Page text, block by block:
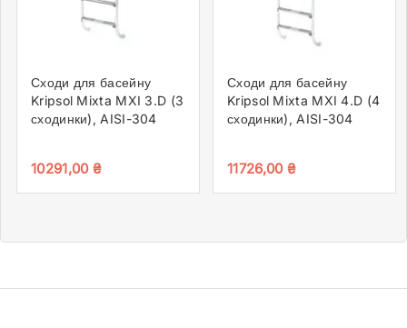
Сходи для басейну
Kripsol Mixta MXI 3.D (3
сходинки), AISI-304
10291,00 ₴
Сходи для басейну
Kripsol Mixta MXI 4.D (4
сходинки), AISI-304
11726,00 ₴